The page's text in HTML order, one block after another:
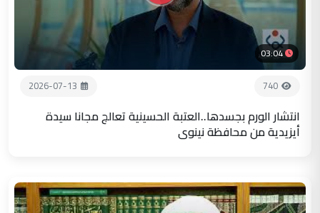
03:04
740
2026-07-13
انتشار الورم بجسدها..العتبة الحسينية تعالج مجانا سيدة
أيزيدية من محافظة نينوى